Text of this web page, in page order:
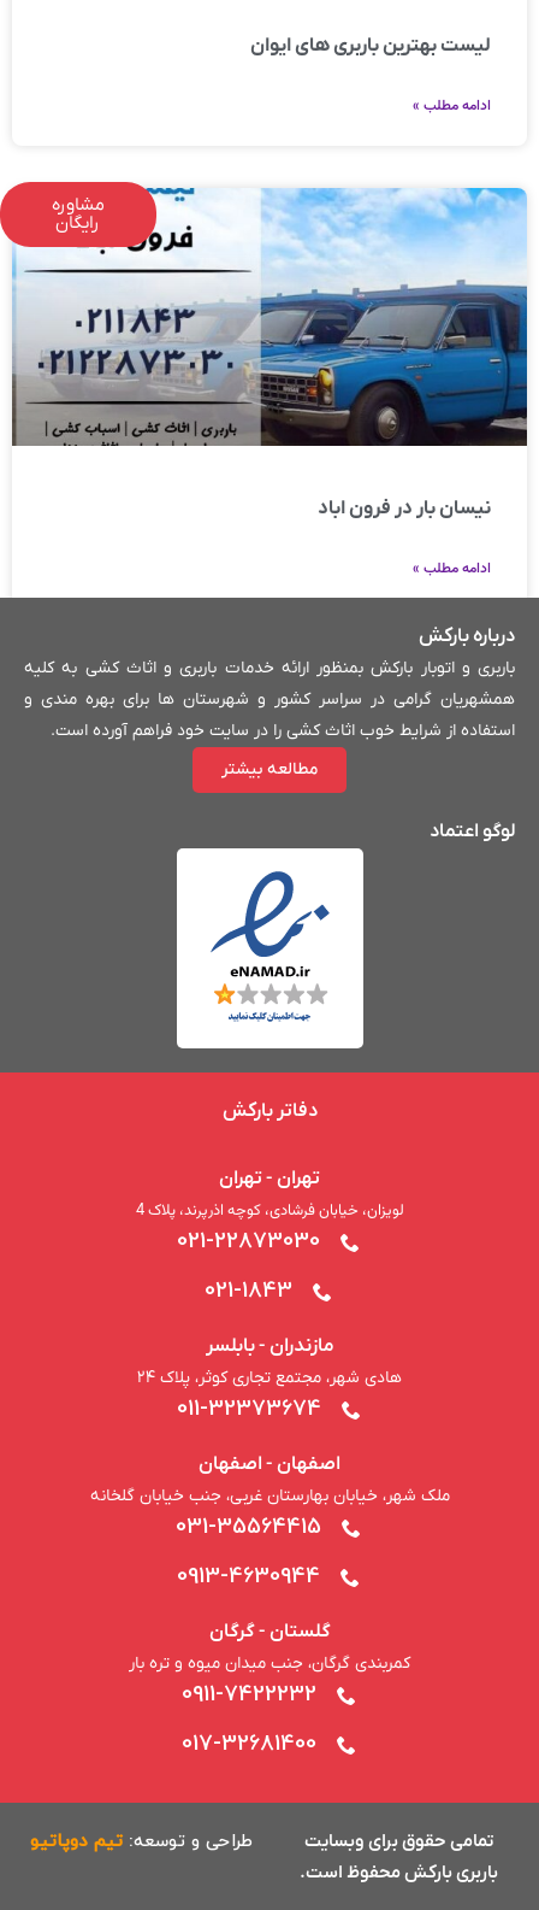
لیست بهترین باربری های ایوان
ادامه مطلب »
نیسان بار در فرون اباد
ادامه مطلب »
لیست بهترین باربری های کلاردشت
مشاوره
رایگان
درباره بارکش
باربری و اتوبار بارکش بمنظور ارائه خدمات باربری و اثاث کشی به کلیه
همشهریان گرامی در سراسر کشور و شهرستان ها برای بهره مندی و
استفاده از شرایط خوب اثاث کشی را در سایت خود فراهم آورده است.
مطالعه بیشتر
لوگو اعتماد
دفاتر بارکش
تهران - تهران
لویزان، خیابان فرشادی، کوچه اذرپرند، پلاک 4
021-22873030
021-1843
مازندران - بابلسر
هادی شهر، مجتمع تجاری کوثر، پلاک ۲۴
011-32373674
اصفهان - اصفهان
ملک شهر، خیابان بهارستان غربی، جنب خیابان گلخانه
031-35564415
0913-4630944
گلستان - گرگان
کمربندی گرگان، جنب میدان میوه و تره بار
0911-7422232
017-32681400
تمامی حقوق برای وبسایت
باربری بارکش محفوظ است.
طراحی و توسعه:تیم دوپاتیو